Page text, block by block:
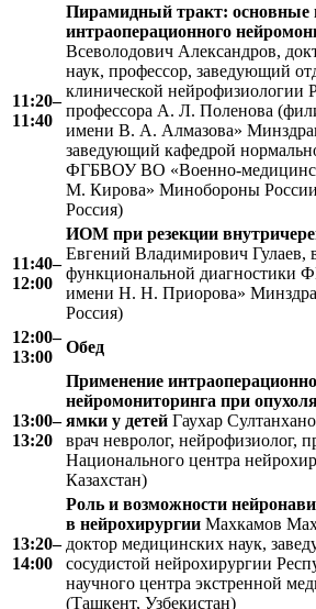
11:20–
11:40
Пирамидный тракт: основные
интраоперационного
Всеволодович Александров,
наук, профессор, заведующий
клинической
профессора А. Л. Поленова
имени В. А. Алмазова»
заведующий кафедрой
ФГБВОУ ВО «Военно-
М. Кирова» Минобороны России
Россия)
11:40–
12:00
ИОМ при резекции
Евгений Владимирович Гулаев,
функциональной
имени Н. Н. Приорова»
Россия)
12:00–
13:00
Обед
13:00–
13:20
Применение
нейромониторинга при
ямки у детей Гаухар
врач невролог, нейрофизиолог,
Национального центра
Казахстан)
13:20–
14:00
Роль и возможности
в нейрохирургии Махкамов
доктор медицинских наук,
сосудистой нейрохирургии
научного центра экстренной
(Ташкент, Узбекистан)